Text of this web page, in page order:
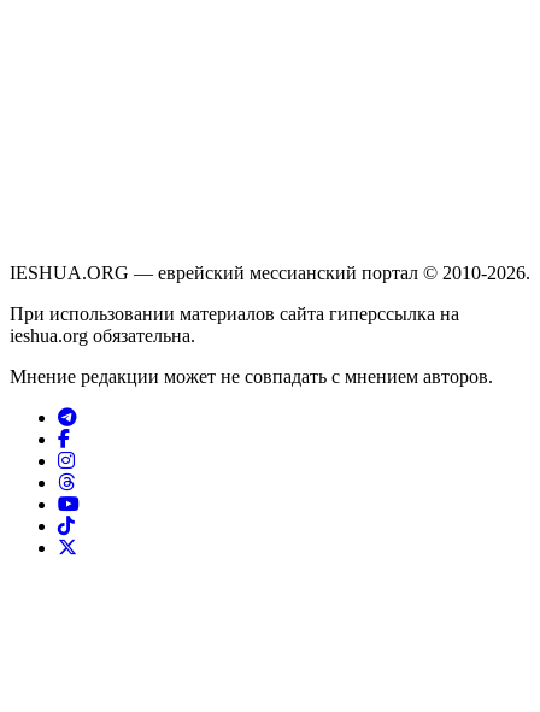
IESHUA.ORG — еврейский мессианский портал © 2010-2026.
При использовании материалов сайта гиперссылка на
ieshua.org обязательна.
Мнение редакции может не совпадать с мнением авторов.